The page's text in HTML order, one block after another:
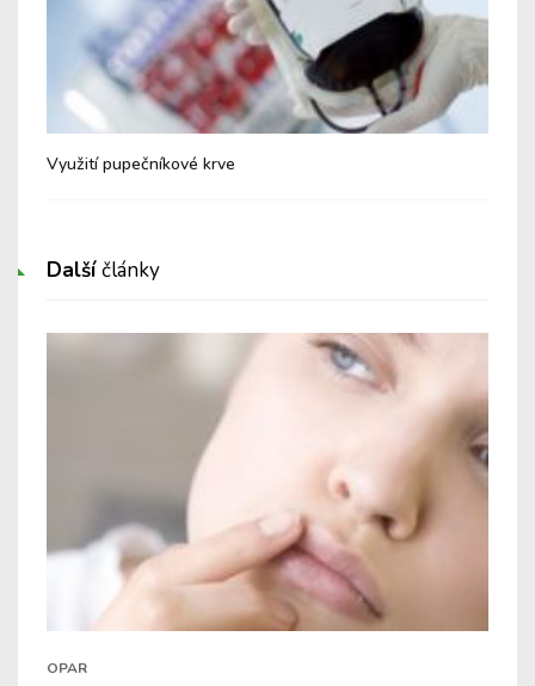
Využití pupečníkové krve
Dalšíčlánky
OPAR